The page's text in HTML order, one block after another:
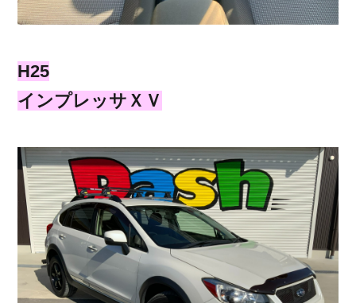
H25
インプレッサＸＶ